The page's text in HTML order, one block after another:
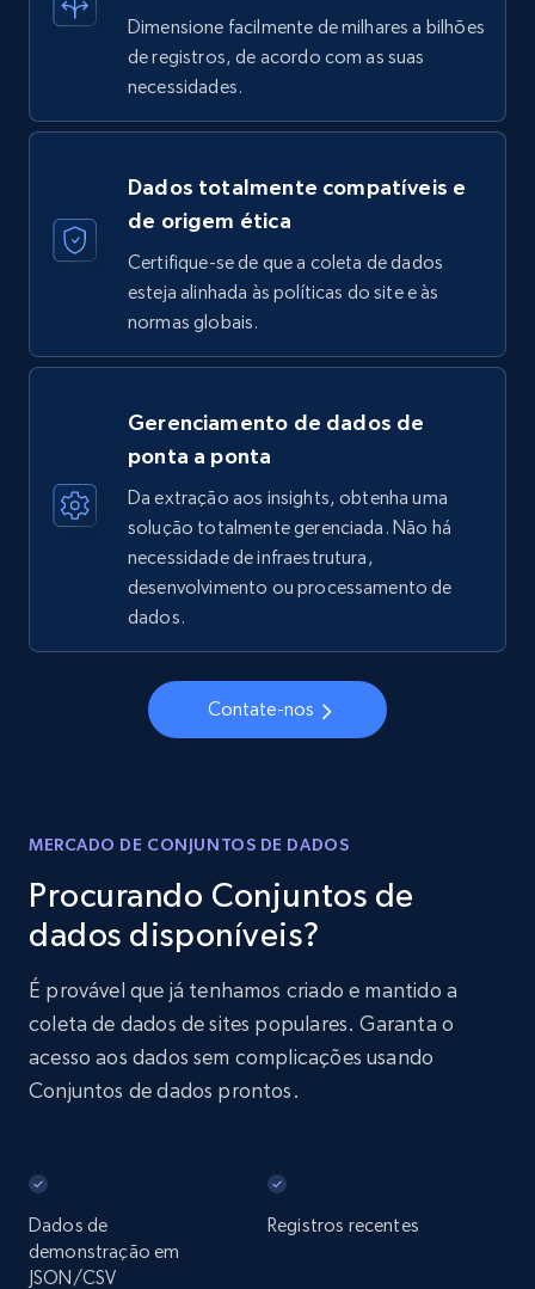
Dimensione facilmente de milhares a bilhões
de registros, de acordo com as suas
necessidades.
Dados totalmente compatíveis e
de origem ética
Certifique-se de que a coleta de dados
esteja alinhada às políticas do site e às
normas globais.
Gerenciamento de dados de
ponta a ponta
Da extração aos insights, obtenha uma
solução totalmente gerenciada. Não há
necessidade de infraestrutura,
desenvolvimento ou processamento de
dados.
Contate-nos
MERCADO DE CONJUNTOS DE DADOS
Procurando Conjuntos de
dados disponíveis?
É provável que já tenhamos criado e mantido a
coleta de dados de sites populares. Garanta o
acesso aos dados sem complicações usando
Conjuntos de dados prontos.
Dados de
demonstração em
JSON/CSV
Registros recentes